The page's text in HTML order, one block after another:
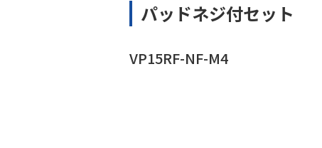
パッドネジ付セット
VP15RF-NF-M4